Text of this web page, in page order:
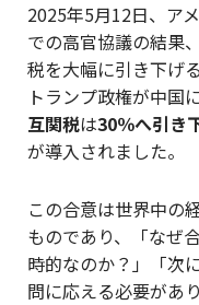
2025年5月12日、ア
での高官協議の結果
税を大幅に引き下げ
トランプ政権が中国
互関税は30％へ引き
が導入されました。
この合意は世界中の
ものであり、「なぜ
時的なのか？」「次
問に応える必要があり